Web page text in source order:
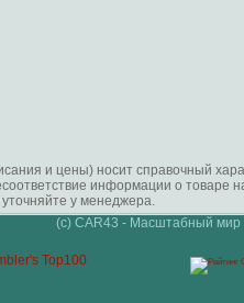
и цены) носит справочный
информации о
у менеджера.
(c) CAR43 - Масштабный мир